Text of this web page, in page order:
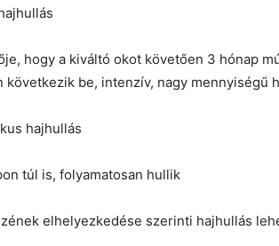
hogy a kiváltó okot követően 3 hónap
következik be, intenzív, nagy mennyiségű
hajhullás
túl is, folyamatosan hullik
elhelyezkedése szerinti hajhullás